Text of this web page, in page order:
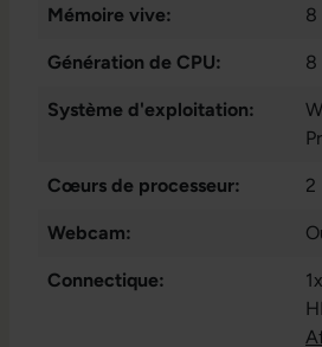
Mémoire vive: 8
Génération de CPU: 8
Système d'exploitation:
Cœurs de processeur: 2
Webcam:
Connectique: